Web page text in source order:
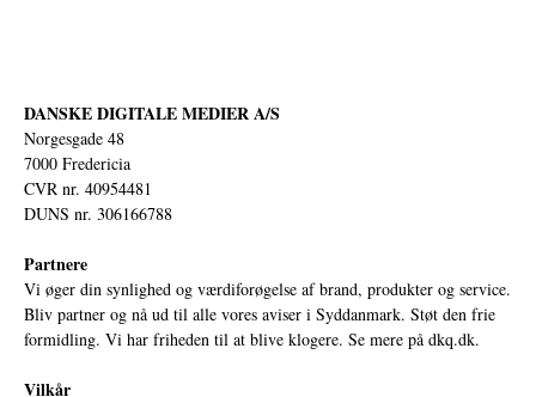
DANSKE DIGITALE MEDIER A/S
Norgesgade 48
7000 Fredericia
CVR nr. 40954481
DUNS nr. 306166788
Partnere
Vi øger din synlighed og værdiforøgelse af brand, produkter og service.
Bliv partner og nå ud til alle vores aviser i Syddanmark. Støt den frie
formidling. Vi har friheden til at blive klogere. Se mere på dkq.dk.
Vilkår